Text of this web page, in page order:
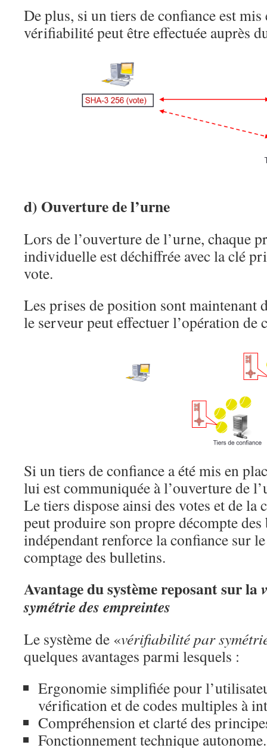
De plus, si un tiers de confiance est mis
vérifiabilité peut être effectuée auprès
d) Ouverture de l’urne
Lors de l’ouverture de l’urne, chaque
individuelle est déchiffrée avec la clé
vote.
Les prises de position sont maintenant
le serveur peut effectuer l’opération de
Si un tiers de confiance a été mis en
lui est communiquée à l’ouverture de
Le tiers dispose ainsi des votes et de la
peut produire son propre décompte
indépendant renforce la confiance sur
comptage des bulletins.
Avantage du système reposant sur la
symétrie des empreintes
Le système de «vérifiabilité par
quelques avantages parmi lesquels :
Ergonomie simplifiée pour
vérification et de codes multiples à
Compréhension et clarté des
Fonctionnement technique autonome.